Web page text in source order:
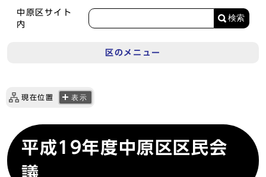
中原区サイト
内
検索
区のメニュー
現在位置 表示
平成19年度中原区区民会
議